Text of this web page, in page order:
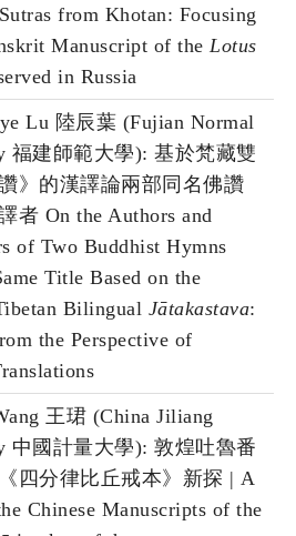
from Khotan: Focusing
Manuscript of the Lotus
in Russia
Lu 陸辰葉 (Fujian Normal
福建師範大學): 基於梵藏雙
》的漢譯論兩部同名佛讚
者 On the Authors and
of Two Buddhist Hymns
Title Based on the
Bilingual Jātakastava:
the Perspective of
王珺 (China Jiliang
中國計量大學): 敦煌吐魯番
四分律比丘戒本》新探 | A
Chinese Manuscripts of the